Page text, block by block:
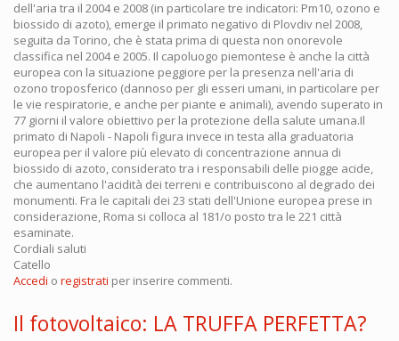
dell'aria tra il 2004 e 2008 (in particolare tre indicatori: Pm10, ozono e
biossido di azoto), emerge il primato negativo di Plovdiv nel 2008,
seguita da Torino, che è stata prima di questa non onorevole
classifica nel 2004 e 2005. Il capoluogo piemontese è anche la città
europea con la situazione peggiore per la presenza nell'aria di
ozono troposferico (dannoso per gli esseri umani, in particolare per
le vie respiratorie, e anche per piante e animali), avendo superato in
77 giorni il valore obiettivo per la protezione della salute umana.Il
primato di Napoli - Napoli figura invece in testa alla graduatoria
europea per il valore più elevato di concentrazione annua di
biossido di azoto, considerato tra i responsabili delle piogge acide,
che aumentano l'acidità dei terreni e contribuiscono al degrado dei
monumenti. Fra le capitali dei 23 stati dell'Unione europea prese in
considerazione, Roma si colloca al 181/o posto tra le 221 città
esaminate.
Cordiali saluti
Catello
Accedi o registrati per inserire commenti.
Il fotovoltaico: LA TRUFFA PERFETTA?